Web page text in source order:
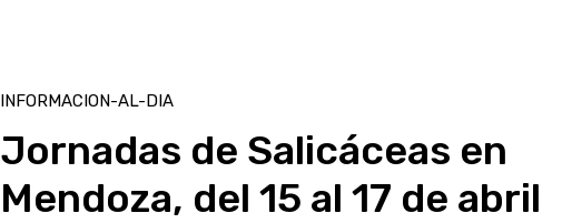
INFORMACION-AL-DIA
Jornadas de Salicáceas en
Mendoza, del 15 al 17 de abril